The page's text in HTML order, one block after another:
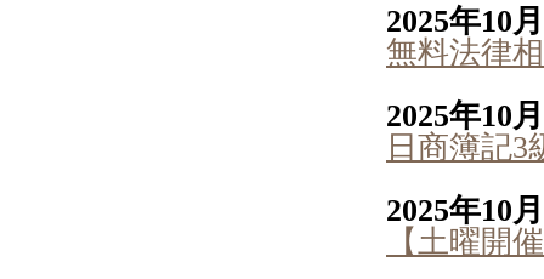
2025年10
無料法律
2025年10
日商簿記3
2025年10
【土曜開